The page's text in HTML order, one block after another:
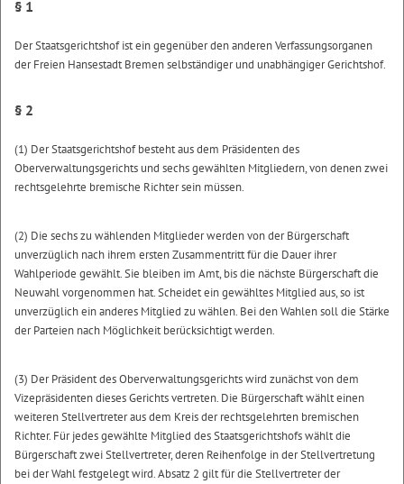
§ 1
Der Staatsgerichtshof ist ein gegenüber den anderen Verfassungsorganen
der Freien Hansestadt Bremen selbständiger und unabhängiger Gerichtshof.
§ 2
(1) Der Staatsgerichtshof besteht aus dem Präsidenten des
Oberverwaltungsgerichts und sechs gewählten Mitgliedern, von denen zwei
rechtsgelehrte bremische Richter sein müssen.
(2) Die sechs zu wählenden Mitglieder werden von der Bürgerschaft
unverzüglich nach ihrem ersten Zusammentritt für die Dauer ihrer
Wahlperiode gewählt. Sie bleiben im Amt, bis die nächste Bürgerschaft die
Neuwahl vorgenommen hat. Scheidet ein gewähltes Mitglied aus, so ist
unverzüglich ein anderes Mitglied zu wählen. Bei den Wahlen soll die Stärke
der Parteien nach Möglichkeit berücksichtigt werden.
(3) Der Präsident des Oberverwaltungsgerichts wird zunächst von dem
Vizepräsidenten dieses Gerichts vertreten. Die Bürgerschaft wählt einen
weiteren Stellvertreter aus dem Kreis der rechtsgelehrten bremischen
Richter. Für jedes gewählte Mitglied des Staatsgerichtshofs wählt die
Bürgerschaft zwei Stellvertreter, deren Reihenfolge in der Stellvertretung
bei der Wahl festgelegt wird. Absatz 2 gilt für die Stellvertreter der